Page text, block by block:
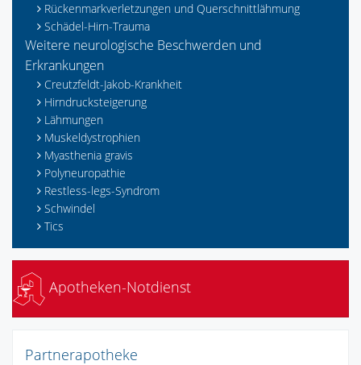
Rückenmarkverletzungen und Querschnittlähmung
Schädel-Hirn-Trauma
Weitere neurologische Beschwerden und
Erkrankungen
Creutzfeldt-Jakob-Krankheit
Hirndrucksteigerung
Lähmungen
Muskeldystrophien
Myasthenia gravis
Polyneuropathie
Restless-legs-Syndrom
Schwindel
Tics
Apotheken-Notdienst
Partnerapotheke